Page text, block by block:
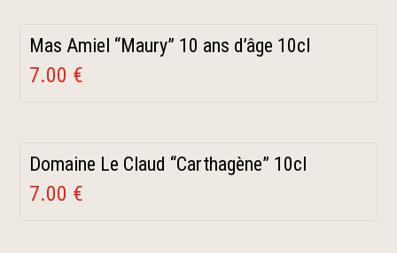
Mas Amiel “Maury” 10 ans d’âge 10cl
7.00 €
Domaine Le Claud “Carthagène” 10cl
7.00 €